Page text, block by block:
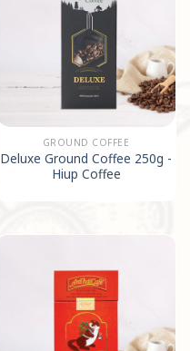
GROUND COFFEE
Deluxe Ground Coffee 250g -
Hiup Coffee